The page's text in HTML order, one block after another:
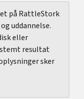
tager
på RattleStork
uddannelse.
eller
resultat
sker